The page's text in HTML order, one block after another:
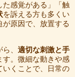
感覚がある」「触
を訴える方も多くい
原因で、放置する
、 適切な刺激と手
す。微細な動きや感
くことで、日常の